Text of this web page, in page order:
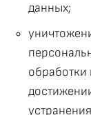
данных;
обработки